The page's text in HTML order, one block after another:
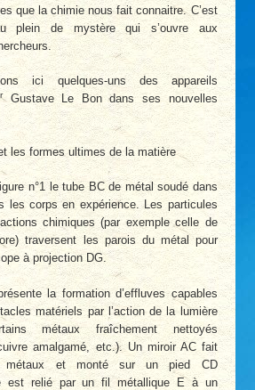
que la chimie nous fait connaitre. C’est
plein de mystère qui s’ouvre aux
ici quelques-uns des appareils
rGustave Le Bon dans ses nouvelles
les formes ultimes de la matière
n°1 le tube BC de métal soudé dans
les corps en expérience. Les particules
chimiques (par exemple celle de
traversent les parois du métal pour
à projection DG.
la formation d’effluves capables
matériels par l’action de la lumière
métaux fraîchement nettoyés
amalgamé, etc.). Un miroir AC fait
et monté sur un pied CD
est relié par un fil métallique E à un